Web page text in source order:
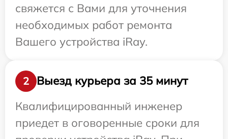
свяжется с Вами для уточнения
необходимых работ ремонта
Вашего устройства iRay.
2
Выезд курьера за 35 минут
Квалифицированный инженер
приедет в оговоренные сроки для